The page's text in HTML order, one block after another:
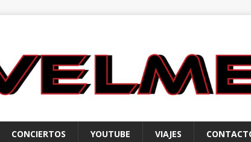
CONCIERTOS YOUTUBE VIAJES